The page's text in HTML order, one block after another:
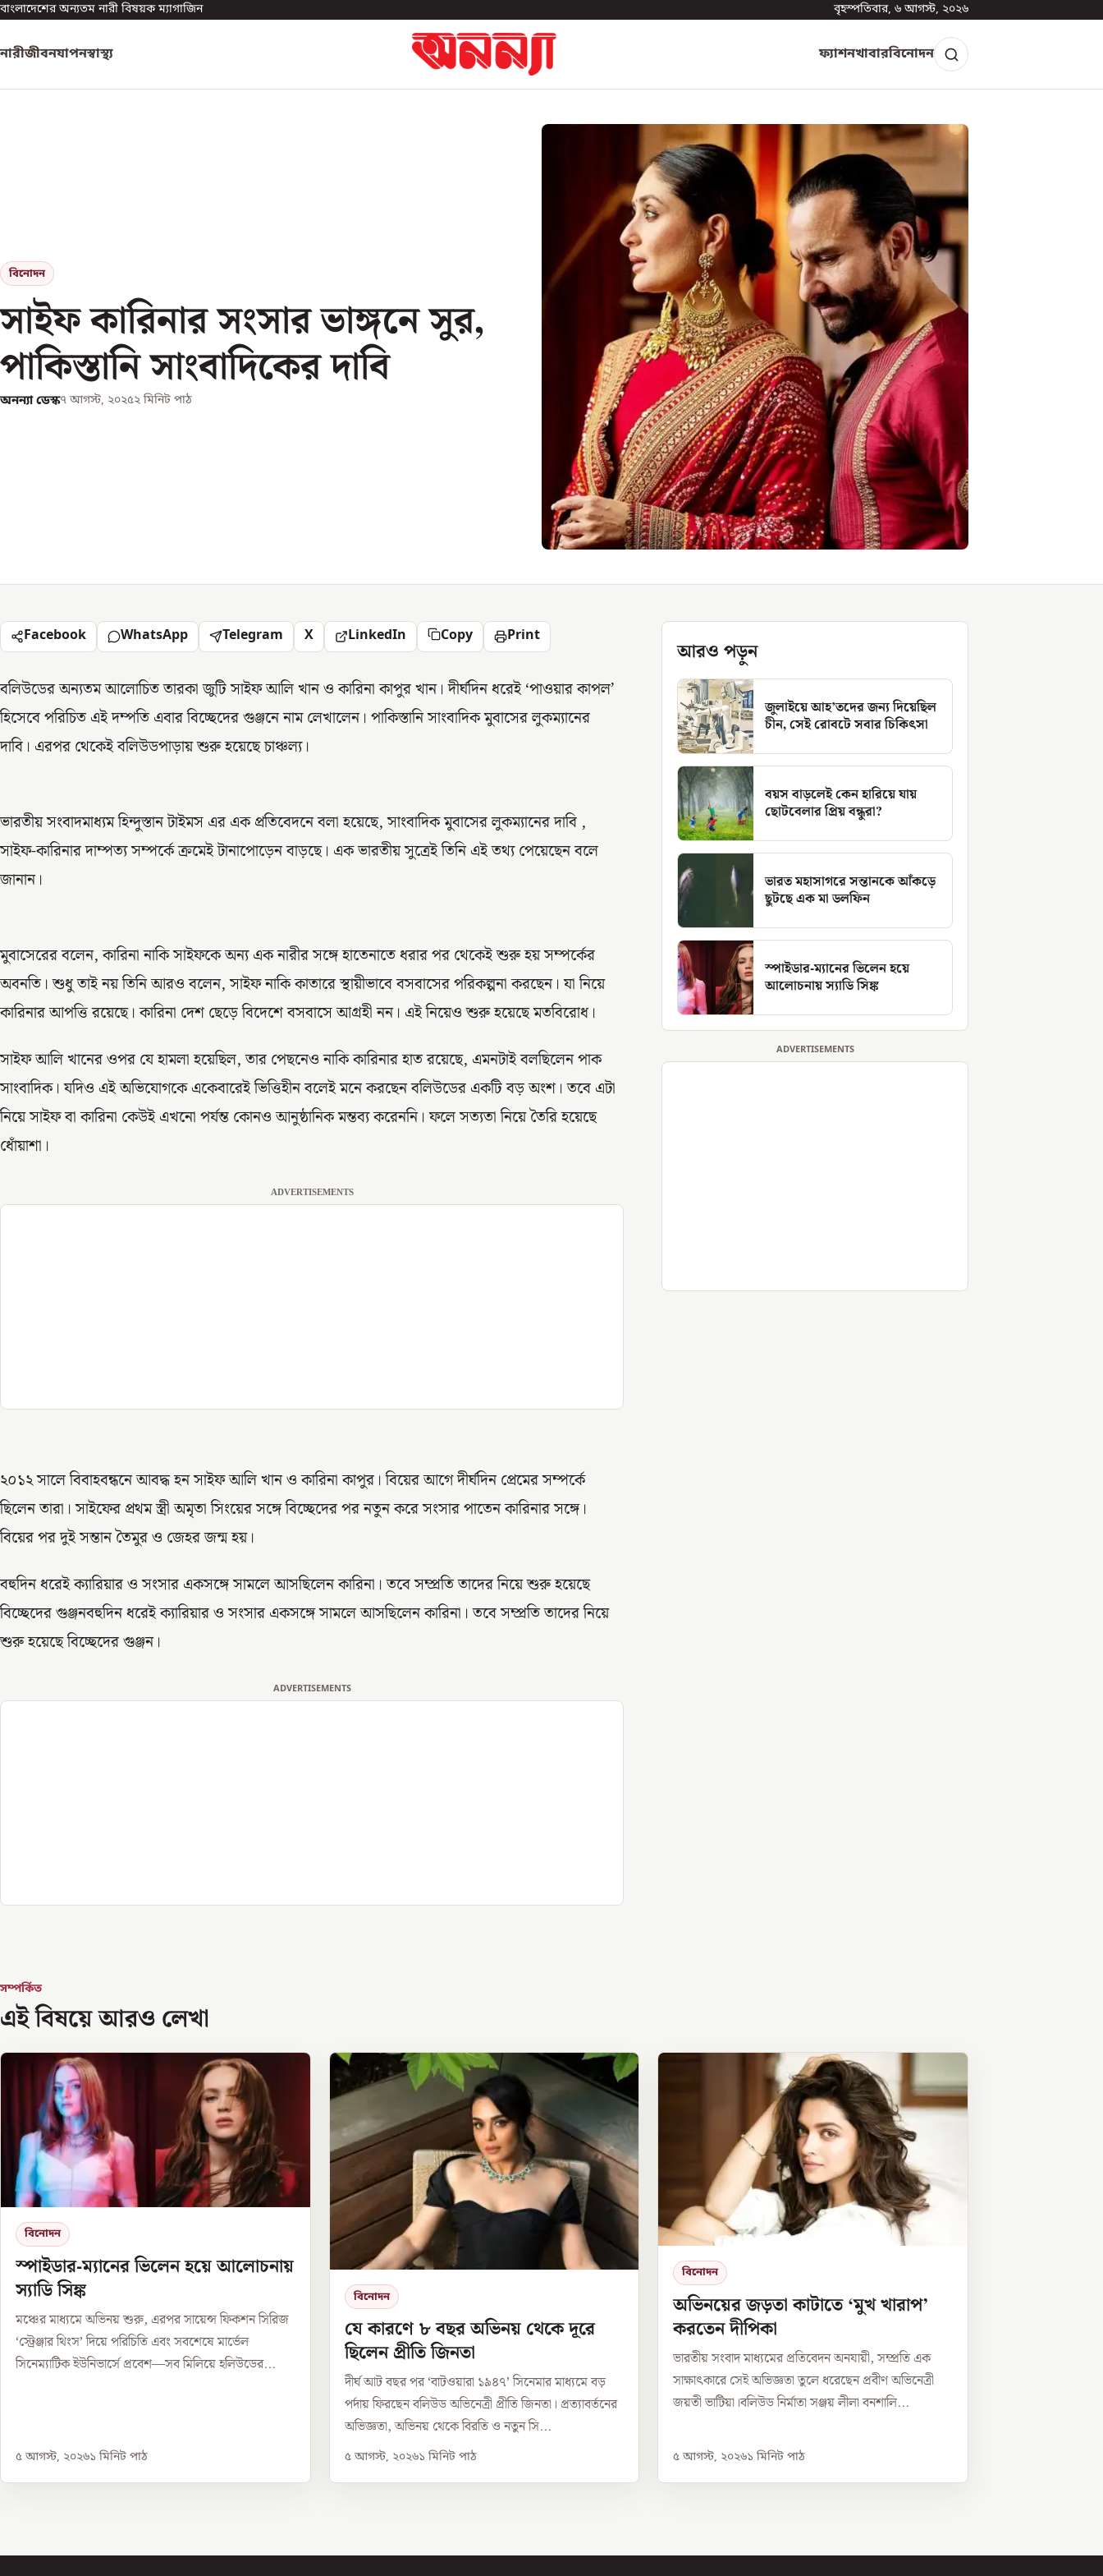
বাংলাদেশের অন্যতম নারী বিষয়ক ম্যাগাজিন বৃহস্পতিবার, ৬ আগস্ট, ২০২৬
নারীজীবনযাপনস্বাস্থ্য ফ্যাশনখাবারবিনোদন
বিনোদন
সাইফ কারিনার সংসার ভাঙ্গনে সুর,
পাকিস্তানি সাংবাদিকের দাবি
অনন্যা ডেস্ক৭ আগস্ট, ২০২৫২ মিনিট পাঠ
Facebook WhatsApp Telegram X LinkedIn Copy Print
বলিউডের অন্যতম আলোচিত তারকা জুটি সাইফ আলি খান ও কারিনা কাপুর খান। দীর্ঘদিন ধরেই ‘পাওয়ার কাপল’
হিসেবে পরিচিত এই দম্পতি এবার বিচ্ছেদের গুঞ্জনে নাম লেখালেন। পাকিস্তানি সাংবাদিক মুবাসের লুকম্যানের
দাবি। এরপর থেকেই বলিউডপাড়ায় শুরু হয়েছে চাঞ্চল্য।
ভারতীয় সংবাদমাধ্যম হিন্দুস্তান টাইমস এর এক প্রতিবেদনে বলা হয়েছে, সাংবাদিক মুবাসের লুকম্যানের দাবি ,
সাইফ-কারিনার দাম্পত্য সম্পর্কে ক্রমেই টানাপোড়েন বাড়ছে। এক ভারতীয় সুত্রেই তিনি এই তথ্য পেয়েছেন বলে
জানান।
মুবাসেরের বলেন, কারিনা নাকি সাইফকে অন্য এক নারীর সঙ্গে হাতেনাতে ধরার পর থেকেই শুরু হয় সম্পর্কের
অবনতি। শুধু তাই নয় তিনি আরও বলেন, সাইফ নাকি কাতারে স্থায়ীভাবে বসবাসের পরিকল্পনা করছেন। যা নিয়ে
কারিনার আপত্তি রয়েছে। কারিনা দেশ ছেড়ে বিদেশে বসবাসে আগ্রহী নন। এই নিয়েও শুরু হয়েছে মতবিরোধ।
সাইফ আলি খানের ওপর যে হামলা হয়েছিল, তার পেছনেও নাকি কারিনার হাত রয়েছে, এমনটাই বলছিলেন পাক
সাংবাদিক। যদিও এই অভিযোগকে একেবারেই ভিত্তিহীন বলেই মনে করছেন বলিউডের একটি বড় অংশ। তবে এটা
নিয়ে সাইফ বা কারিনা কেউই এখনো পর্যন্ত কোনও আনুষ্ঠানিক মন্তব্য করেননি। ফলে সত্যতা নিয়ে তৈরি হয়েছে
ধোঁয়াশা।
ADVERTISEMENTS
২০১২ সালে বিবাহবন্ধনে আবদ্ধ হন সাইফ আলি খান ও কারিনা কাপুর। বিয়ের আগে দীর্ঘদিন প্রেমের সম্পর্কে
ছিলেন তারা। সাইফের প্রথম স্ত্রী অমৃতা সিংয়ের সঙ্গে বিচ্ছেদের পর নতুন করে সংসার পাতেন কারিনার সঙ্গে।
বিয়ের পর দুই সন্তান তৈমুর ও জেহর জন্ম হয়।
বহুদিন ধরেই ক্যারিয়ার ও সংসার একসঙ্গে সামলে আসছিলেন কারিনা। তবে সম্প্রতি তাদের নিয়ে শুরু হয়েছে
বিচ্ছেদের গুঞ্জনবহুদিন ধরেই ক্যারিয়ার ও সংসার একসঙ্গে সামলে আসছিলেন কারিনা। তবে সম্প্রতি তাদের নিয়ে
শুরু হয়েছে বিচ্ছেদের গুঞ্জন।
ADVERTISEMENTS
আরও পড়ুন
জুলাইয়ে আহ’তদের জন্য দিয়েছিল
চীন, সেই রোবটে সবার চিকিৎসা
বয়স বাড়লেই কেন হারিয়ে যায়
ছোটবেলার প্রিয় বন্ধুরা?
ভারত মহাসাগরে সন্তানকে আঁকড়ে
ছুটছে এক মা ডলফিন
স্পাইডার-ম্যানের ভিলেন হয়ে
আলোচনায় স্যাডি সিঙ্ক
ADVERTISEMENTS
সম্পর্কিত
এই বিষয়ে আরও লেখা
বিনোদন
স্পাইডার-ম্যানের ভিলেন হয়ে আলোচনায়
স্যাডি সিঙ্ক
মঞ্চের মাধ্যমে অভিনয় শুরু, এরপর সায়েন্স ফিকশন সিরিজ
‘স্ট্রেঞ্জার থিংস’ দিয়ে পরিচিতি এবং সবশেষে মার্ভেল
সিনেম্যাটিক ইউনিভার্সে প্রবেশ—সব মিলিয়ে হলিউডের...
৫ আগস্ট, ২০২৬১ মিনিট পাঠ
বিনোদন
যে কারণে ৮ বছর অভিনয় থেকে দূরে
ছিলেন প্রীতি জিনতা
দীর্ঘ আট বছর পর ‘বাটওয়ারা ১৯৪৭’ সিনেমার মাধ্যমে বড়
পর্দায় ফিরছেন বলিউড অভিনেত্রী প্রীতি জিনতা। প্রত্যাবর্তনের
অভিজ্ঞতা, অভিনয় থেকে বিরতি ও নতুন সি...
৫ আগস্ট, ২০২৬১ মিনিট পাঠ
বিনোদন
অভিনয়ের জড়তা কাটাতে ‘মুখ খারাপ’
করতেন দীপিকা
ভারতীয় সংবাদ মাধ্যমের প্রতিবেদন অনযায়ী, সম্প্রতি এক
সাক্ষাৎকারে সেই অভিজ্ঞতা তুলে ধরেছেন প্রবীণ অভিনেত্রী
জয়তী ভাটিয়া।বলিউড নির্মাতা সঞ্জয় লীলা বনশালি...
৫ আগস্ট, ২০২৬১ মিনিট পাঠ